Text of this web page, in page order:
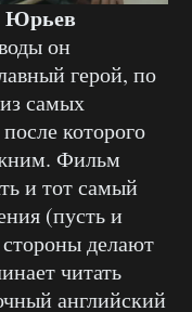
Юрьев
он
герой, по
самых
которого
Фильм
и тот самый
(пусть и
делают
читать
английский